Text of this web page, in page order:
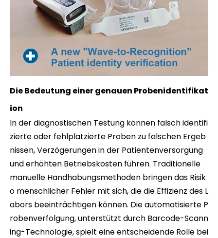
Die Bedeutung einer genauen Probenidentifikat
ion
In der diagnostischen Testung können falsch identifi
zierte oder fehlplatzierte Proben zu falschen Ergeb
nissen, Verzögerungen in der Patientenversorgung
und erhöhten Betriebskosten führen. Traditionelle
manuelle Handhabungsmethoden bringen das Risik
o menschlicher Fehler mit sich, die die Effizienz des L
abors beeinträchtigen können. Die automatisierte P
robenverfolgung, unterstützt durch Barcode-Scann
ing-Technologie, spielt eine entscheidende Rolle bei